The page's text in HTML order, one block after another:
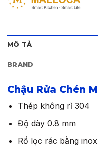
MÔ TẢ
BRAND
Chậu Rửa Chén
Thép không rỉ 304
Độ dày 0.8 mm
Rổ lọc rác bằng